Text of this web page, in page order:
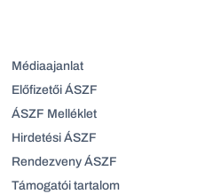
Médiaajanlat
Előfizetői ÁSZF
ÁSZF Melléklet
Hirdetési ÁSZF
Rendezveny ÁSZF
Támogatói tartalom